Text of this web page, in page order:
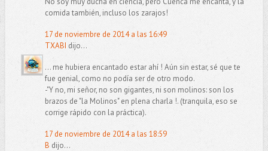
comida también, incluso los zarajos!
17 de noviembre de 2014 a las 16:49
TXABI dijo...
... me hubiera encantado estar ahí ! Aún sin estar, sé que te
fue genial, como no podía ser de otro modo.
-"Y no, mi señor, no son gigantes, ni son molinos: son los
brazos de "la Molinos" en plena charla !. (tranquila, eso se
corrige rápido con la práctica).
17 de noviembre de 2014 a las 18:59
B dijo...